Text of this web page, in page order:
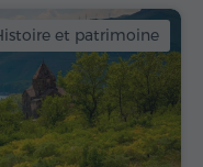
et patrimoine